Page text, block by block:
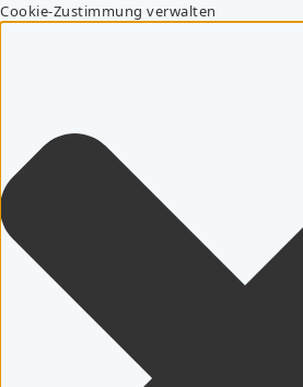
Cookie-Zustimmung verwalten